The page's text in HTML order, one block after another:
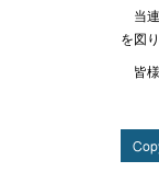
当
を図
皆